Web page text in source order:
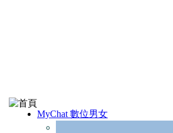
MyChat 數位男女